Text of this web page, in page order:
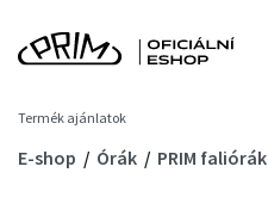
Termék ajánlatok
E-shop Órák PRIM faliórák